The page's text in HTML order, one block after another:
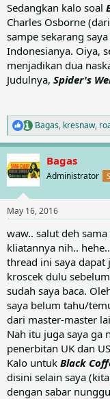
Sedangkan kalo soal
Charles Osborne
sampe sekarang
Indonesianya. Oiya,
menjadikan dua
Judulnya, Spider's
R
e
a
c
t
i
n
s
Bagas, kresnaw,
Bagas
Administrator
May 16, 2016
waw.. salut deh sama
kliatannya nih.. hehe..
thread ini saya
kroscek dulu
sudah saya baca.
saya belum tahu/
dari master-master
Nah itu juga saya ga
penerbitan UK dan
Kalo untuk Black
disini selain saya
dengan sabar